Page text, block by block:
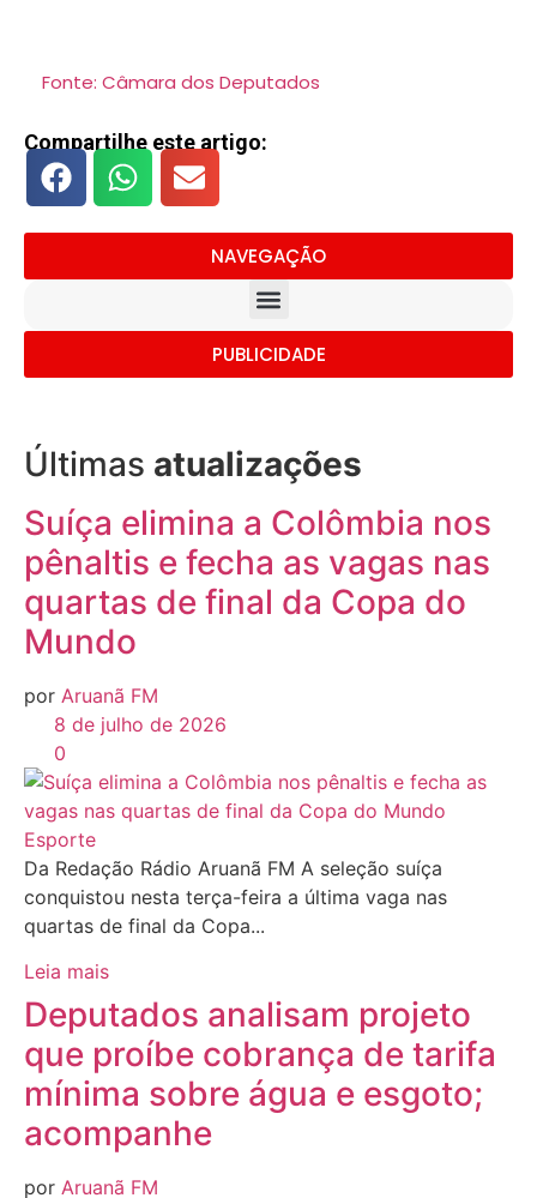
Fonte: Câmara dos Deputados
Compartilhe este artigo:
NAVEGAÇÃO
PUBLICIDADE
Últimas atualizações
Suíça elimina a Colômbia nos
pênaltis e fecha as vagas nas
quartas de final da Copa do
Mundo
por Aruanã FM
8 de julho de 2026
0
Esporte
Da Redação Rádio Aruanã FM A seleção suíça
conquistou nesta terça-feira a última vaga nas
quartas de final da Copa...
Leia mais
Deputados analisam projeto
que proíbe cobrança de tarifa
mínima sobre água e esgoto;
acompanhe
por Aruanã FM